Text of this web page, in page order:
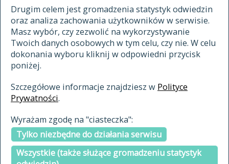
Drugim celem jest gromadzenia statystyk odwiedzin
oraz analiza zachowania użytkowników w serwisie.
Masz wybór, czy zezwolić na wykorzystywanie
Twoich danych osobowych w tym celu, czy nie. W celu
dokonania wyboru kliknij w odpowiedni przycisk
poniżej.
Szczegółowe informacje znajdziesz w Polityce
Prywatności.
Wyrażam zgodę na "ciasteczka":
Tylko niezbędne do działania serwisu
Wszystkie (także służące gromadzeniu statystyk
materiały archiwalne
cytowanie
kontakt
indeksie
a fronte
a tergo